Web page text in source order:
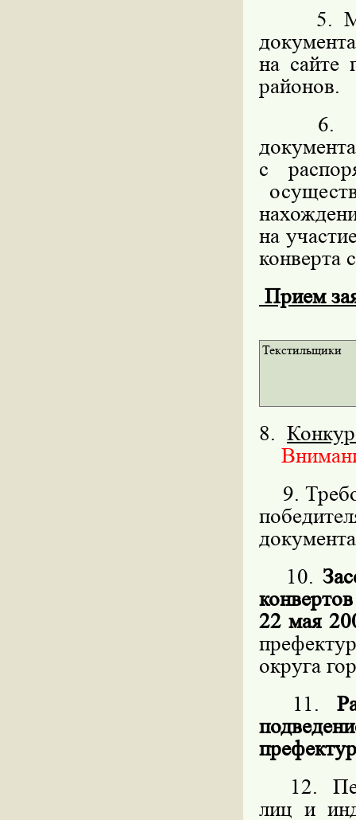
5.
на
районов.
6.
с
на
конверта
Прием
Текстильщики
8.
9.
10.
22 мая
округа
11.
12.
лиц и